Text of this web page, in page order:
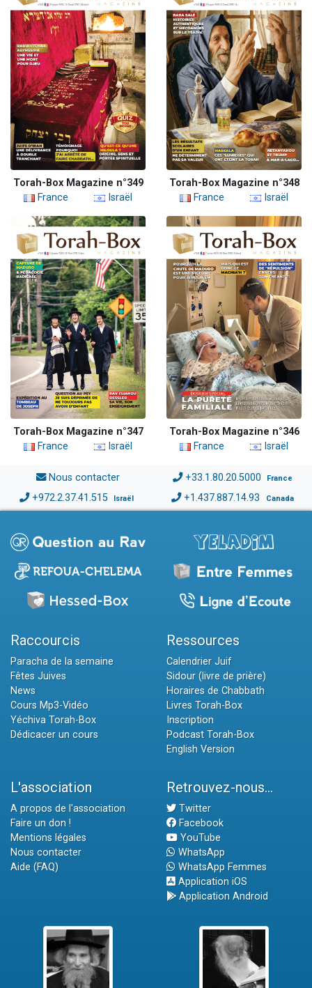
Torah-Box Magazine n°349
France
Israël
Torah-Box Magazine n°348
France
Israël
Torah-Box Magazine n°347
France
Israël
Torah-Box Magazine n°346
France
Israël
Nous contacter +33.1.80.20.5000 France
+972.2.37.41.515 Israël +1.437.887.14.93 Canada
Raccourcis
Paracha de la semaine
Fêtes Juives
News
Cours Mp3-Vidéo
Yéchiva Torah-Box
Dédicacer un cours
Ressources
Calendrier Juif
Sidour (livre de prière)
Horaires de Chabbath
Livres Torah-Box
Inscription
Podcast Torah-Box
English Version
L'association
A propos de l'association
Faire un don !
Mentions légales
Nous contacter
Aide (FAQ)
Retrouvez-nous...
Twitter
Facebook
YouTube
WhatsApp
WhatsApp Femmes
Application iOS
Application Android